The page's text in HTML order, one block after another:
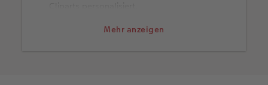
Mehr anzeigen
Landschafts- und Naturfotos mit passenden
Sprüchen für Reiselustige.